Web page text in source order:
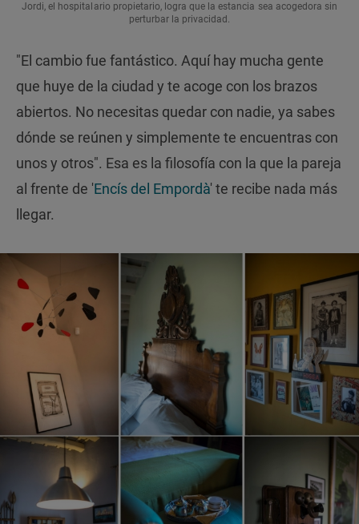
Jordi, el hospitalario propietario, logra que la estancia sea acogedora sin
perturbar la privacidad.
"El cambio fue fantástico. Aquí hay mucha gente
que huye de la ciudad y te acoge con los brazos
abiertos. No necesitas quedar con nadie, ya sabes
dónde se reúnen y simplemente te encuentras con
unos y otros". Esa es la filosofía con la que la pareja
al frente de 'Encís del Empordà' te recibe nada más
llegar.